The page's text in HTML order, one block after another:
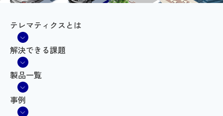
テレマティクスとは
解決できる課題
製品一覧
事例